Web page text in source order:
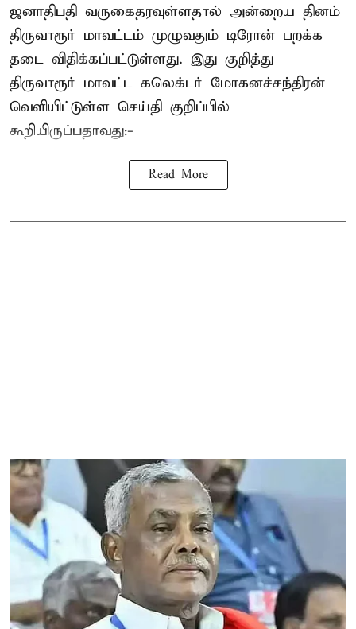
ஜனாதிபதி வருகைதரவுள்ளதால் அன்றைய தினம்
திருவாரூர் மாவட்டம் முழுவதும் டிரோன் பறக்க
தடை விதிக்கப்பட்டுள்ளது. இது குறித்து
திருவாரூர் மாவட்ட கலெக்டர் மோகனச்சந்திரன்
வெளியிட்டுள்ள செய்தி குறிப்பில்
கூறியிருப்பதாவது:-
Read More